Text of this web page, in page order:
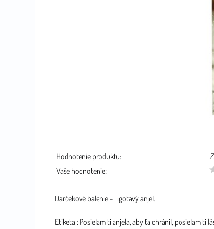
Hodnotenie produktu:
Vaše hodnotenie:
Darčekové balenie - Ligotavý anjel.
Etiketa : Posielam ti anjela, aby ťa chránil, posielam ti